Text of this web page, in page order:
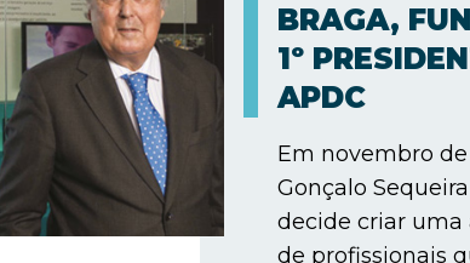
BRAGA,
1º
APDC
Em novembro de
Gonçalo
decide criar uma
de profissionais